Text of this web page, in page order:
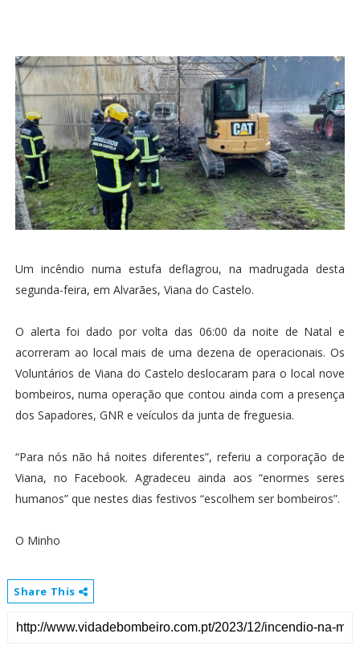
Um incêndio numa estufa deflagrou, na madrugada desta
segunda-feira, em Alvarães, Viana do Castelo.
O alerta foi dado por volta das 06:00 da noite de Natal e
acorreram ao local mais de uma dezena de operacionais. Os
Voluntários de Viana do Castelo deslocaram para o local nove
bombeiros, numa operação que contou ainda com a presença
dos Sapadores, GNR e veículos da junta de freguesia.
“Para nós não há noites diferentes”, referiu a corporação de
Viana, no Facebook. Agradeceu ainda aos “enormes seres
humanos” que nestes dias festivos “escolhem ser bombeiros”.
O Minho
Share This